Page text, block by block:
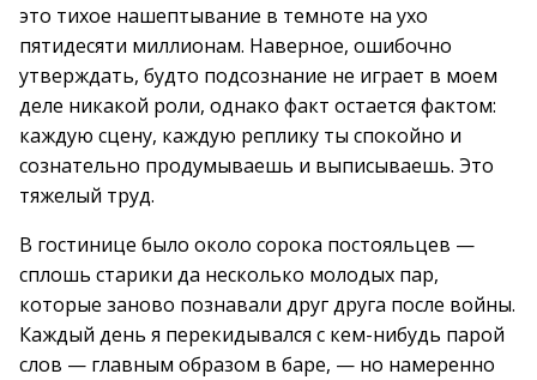
это тихое нашептывание в темноте на ухо
пятидесяти миллионам. Наверное, ошибочно
утверждать, будто подсознание не играет в моем
деле никакой роли, однако факт остается фактом:
каждую сцену, каждую реплику ты спокойно и
сознательно продумываешь и выписываешь. Это
тяжелый труд.
В гостинице было около сорока постояльцев —
сплошь старики да несколько молодых пар,
которые заново познавали друг друга после войны.
Каждый день я перекидывался с кем-нибудь парой
слов — главным образом в баре, — но намеренно